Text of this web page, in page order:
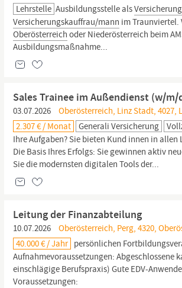
Lehrstelle Ausbildungsstelle als
Versicherungskauffrau/mann im Traunviertel.
Oberösterreich oder Niederösterreich beim
Ausbildungsmaßnahme...
Sales Trainee im Außendienst (w/
03.07.2026
Oberösterreich, Linz Stadt, 4027,
2.307 € / Monat
Generali Versicherung
Ihre Aufgaben? Sie bieten Kund innen in
Die Basis Ihres Erfolgs: Sie gewinnen aktiv
Sie die modernsten digitalen Tools der...
Leitung der Finanzabteilung
10.07.2026
Oberösterreich, Perg, 4320,
40.000 € / Jahr persönlichen
Aufnahmevoraussetzungen:
einschlägige Berufspraxis) Gute EDV-
Voraussetzungen: